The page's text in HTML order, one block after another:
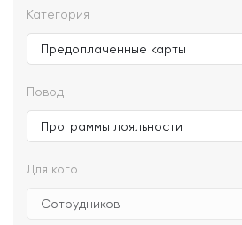
Категория
Повод
Для кого